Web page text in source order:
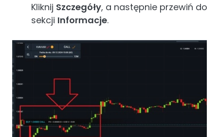
Kliknij Szczegóły, a następnie przewiń do
sekcji Informacje.